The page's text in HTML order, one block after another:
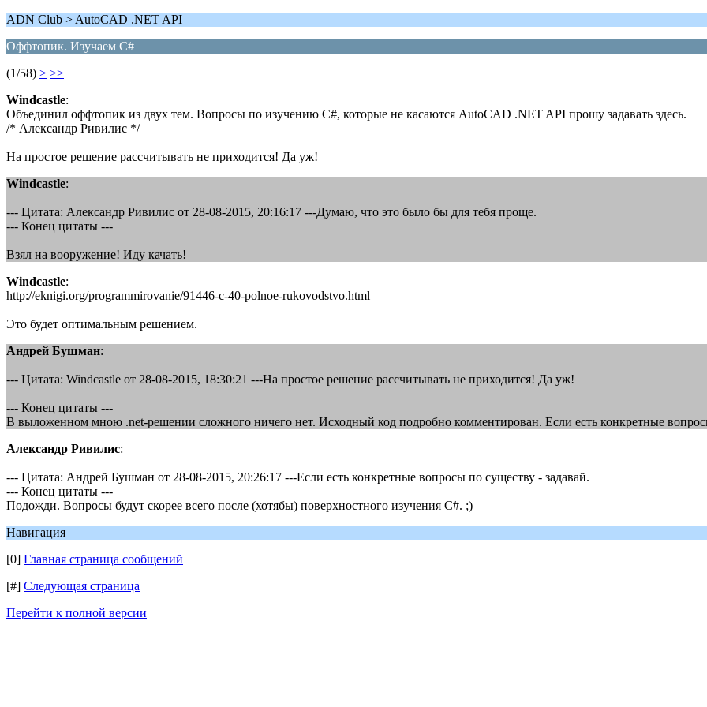
ADN Club > AutoCAD .NET API
Оффтопик. Изучаем C#
(1/58) > >>
Windcastle:
Объединил оффтопик из двух тем. Вопросы по изучению C#, которые не касаются AutoCAD .NET API прошу задавать здесь.
/* Александр Ривилис */
На простое решение рассчитывать не приходится! Да уж!
Windcastle:
--- Цитата: Александр Ривилис от 28-08-2015, 20:16:17 ---Думаю, что это было бы для тебя проще.
--- Конец цитаты ---
Взял на вооружение! Иду качать!
Windcastle:
http://eknigi.org/programmirovanie/91446-c-40-polnoe-rukovodstvo.html
Это будет оптимальным решением.
Андрей Бушман:
--- Цитата: Windcastle от 28-08-2015, 18:30:21 ---На простое решение рассчитывать не приходится! Да уж!
--- Конец цитаты ---
В выложенном мною .net-решении сложного ничего нет. Исходный код подробно комментирован. Если есть конкретные
Александр Ривилис:
--- Цитата: Андрей Бушман от 28-08-2015, 20:26:17 ---Если есть конкретные вопросы по существу - задавай.
--- Конец цитаты ---
Подожди. Вопросы будут скорее всего после (хотябы) поверхностного изучения C#. ;)
Навигация
[0] Главная страница сообщений
[#] Следующая страница
Перейти к полной версии